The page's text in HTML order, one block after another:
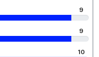
9
9
10